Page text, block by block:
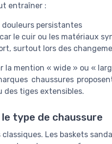
entraîner :
douleurs persistantes
le cuir ou les matériaux
surtout lors des
la mention « wide » ou «
chaussures
des tiges extensibles.
type de chaussure
Les baskets